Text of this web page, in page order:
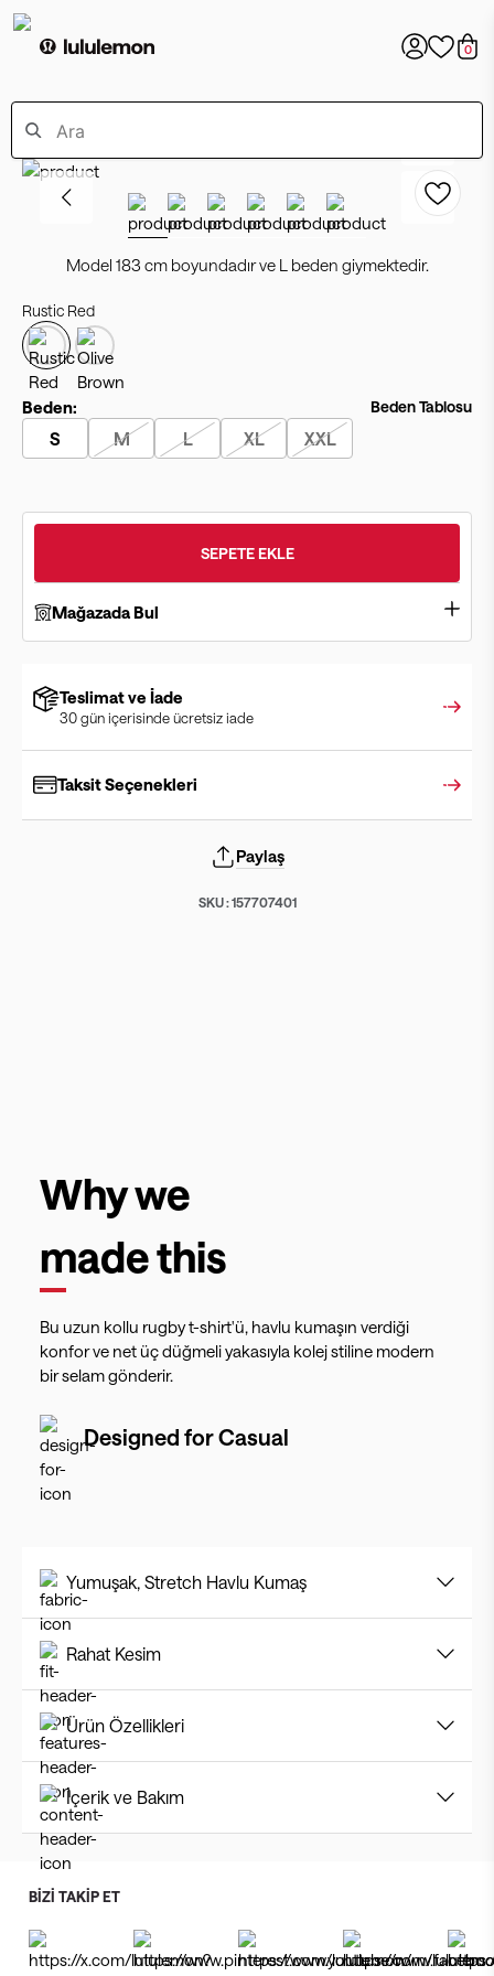
0
Model 183 cm boyundadır ve L beden giymektedir.
Rustic Red
Beden: Beden Tablosu
S M L XL XXL
SEPETE EKLE
Mağazada Bul
Teslimat ve İade
30 gün içerisinde ücretsiz iade
Taksit Seçenekleri
Paylaş
SKU :157707401
Why we
made this
Bu uzun kollu rugby t-shirt'ü, havlu kumaşın verdiği
konfor ve net üç düğmeli yakasıyla kolej stiline modern
bir selam gönderir.
Designed forCasual
Yumuşak, Stretch Havlu Kumaş
Rahat Kesim
Ürün Özellikleri
İçerik ve Bakım
BİZİ TAKİP ET